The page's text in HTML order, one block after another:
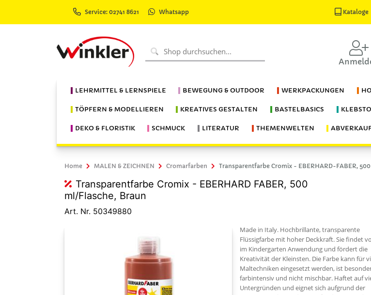
Service: 02741 8621 Whatsapp Kataloge
LEHRMITTEL & LERNSPIELE BEWEGUNG & OUTDOOR WERKPACKUNGEN
TÖPFERN & MODELLIEREN KREATIVES GESTALTEN BASTELBASICS
DEKO & FLORISTIK SCHMUCK LITERATUR THEMENWELTEN
Home MALEN & ZEICHNEN Cromarfarben Transparentfarbe Cromix - EBERHARD-FABER,
Transparentfarbe Cromix - EBERHARD FABER, 500
ml/Flasche, Braun
Art. Nr. 50349880
Made in Italy. Hochbrillante, transparente
Flüssigfarbe mit hoher Deckkraft. Sie findet
im Kindergarten Anwendung und fördert die
Kreativität der Kleinsten. Die Farbe kann für
Maltechniken eingesetzt werden, ist
farbintensiv und nicht mischbar. Haftet auf
Untergründen und eignet sich aufgrund der